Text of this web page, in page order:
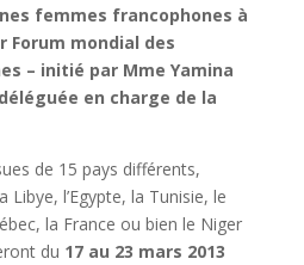
femmes francophones à
Forum mondial des
– initié par Mme Yamina
en charge de la
de 15 pays différents,
Libye, l’Egypte, la Tunisie, le
la France ou bien le Niger
du 17 au 23 mars 2013